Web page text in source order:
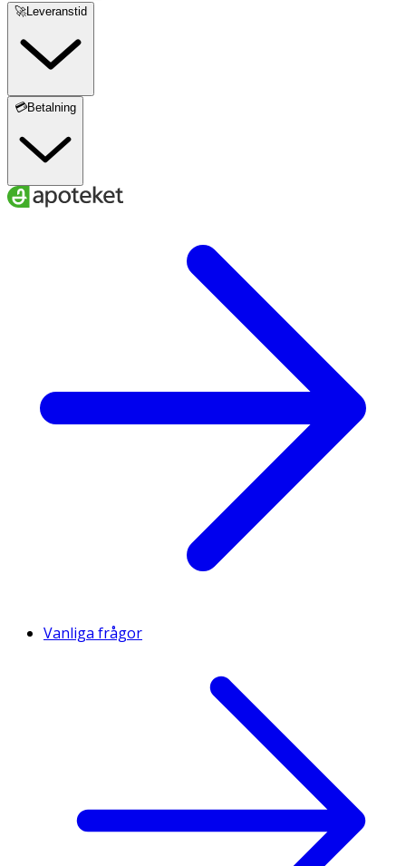
🚀Leveranstid
💳Betalning
Vanliga frågor